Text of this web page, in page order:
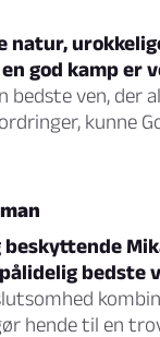
natur,
god kamp er
ven, der
kunne
beskyttende
bedste
hende til en